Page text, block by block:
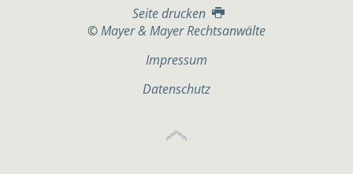
Seite drucken
©Mayer & Mayer Rechtsanwälte
Impressum
Datenschutz